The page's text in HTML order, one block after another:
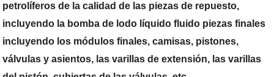
petrolíferos de la calidad de las piezas de repuesto,
incluyendo la bomba de lodo líquido fluido piezas finales
incluyendo los módulos finales, camisas, pistones,
válvulas y asientos, las varillas de extensión, las varillas